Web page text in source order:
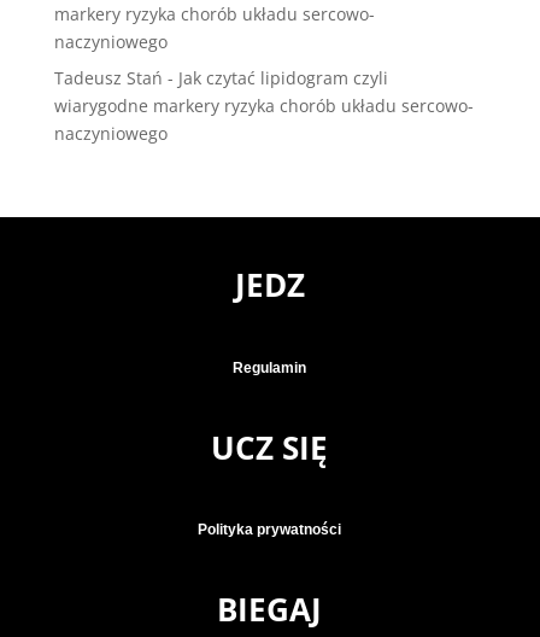
markery ryzyka chorób układu sercowo-
naczyniowego
Tadeusz Stań - Jak czytać lipidogram czyli
wiarygodne markery ryzyka chorób układu sercowo-
naczyniowego
JEDZ
Regulamin
UCZ SIĘ
Polityka prywatności
BIEGAJ